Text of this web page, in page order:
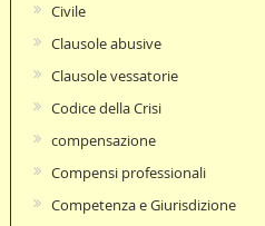
Civile
Clausole abusive
Clausole vessatorie
Codice della Crisi
compensazione
Compensi professionali
Competenza e Giurisdizione